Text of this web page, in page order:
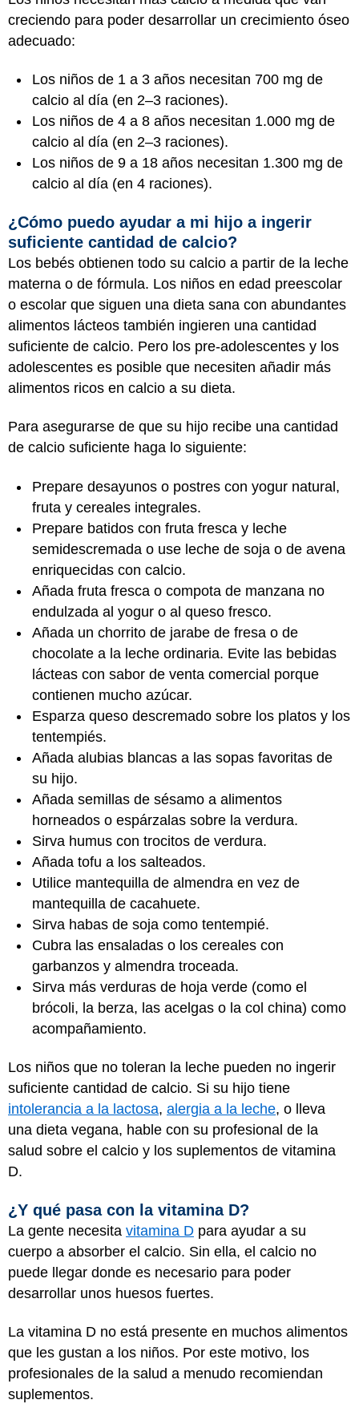
creciendo para poder desarrollar un crecimiento óseo
adecuado:
Los niños de 1 a 3 años necesitan 700 mg de
calcio al día (en 2–3 raciones).
Los niños de 4 a 8 años necesitan 1.000 mg de
calcio al día (en 2–3 raciones).
Los niños de 9 a 18 años necesitan 1.300 mg de
calcio al día (en 4 raciones).
¿Cómo puedo ayudar a mi hijo a ingerir
suficiente cantidad de calcio?
Los bebés obtienen todo su calcio a partir de la leche
materna o de fórmula. Los niños en edad preescolar
o escolar que siguen una dieta sana con abundantes
alimentos lácteos también ingieren una cantidad
suficiente de calcio. Pero los pre-adolescentes y los
adolescentes es posible que necesiten añadir más
alimentos ricos en calcio a su dieta.
Para asegurarse de que su hijo recibe una cantidad
de calcio suficiente haga lo siguiente:
Prepare desayunos o postres con yogur natural,
fruta y cereales integrales.
Prepare batidos con fruta fresca y leche
semidescremada o use leche de soja o de avena
enriquecidas con calcio.
Añada fruta fresca o compota de manzana no
endulzada al yogur o al queso fresco.
Añada un chorrito de jarabe de fresa o de
chocolate a la leche ordinaria. Evite las bebidas
lácteas con sabor de venta comercial porque
contienen mucho azúcar.
Esparza queso descremado sobre los platos y los
tentempiés.
Añada alubias blancas a las sopas favoritas de
su hijo.
Añada semillas de sésamo a alimentos
horneados o espárzalas sobre la verdura.
Sirva humus con trocitos de verdura.
Añada tofu a los salteados.
Utilice mantequilla de almendra en vez de
mantequilla de cacahuete.
Sirva habas de soja como tentempié.
Cubra las ensaladas o los cereales con
garbanzos y almendra troceada.
Sirva más verduras de hoja verde (como el
brócoli, la berza, las acelgas o la col china) como
acompañamiento.
Los niños que no toleran la leche pueden no ingerir
suficiente cantidad de calcio. Si su hijo tiene
intolerancia a la lactosa, alergia a la leche, o lleva
una dieta vegana, hable con su profesional de la
salud sobre el calcio y los suplementos de vitamina
D.
¿Y qué pasa con la vitamina D?
La gente necesita vitamina D para ayudar a su
cuerpo a absorber el calcio. Sin ella, el calcio no
puede llegar donde es necesario para poder
desarrollar unos huesos fuertes.
La vitamina D no está presente en muchos alimentos
que les gustan a los niños. Por este motivo, los
profesionales de la salud a menudo recomiendan
suplementos.